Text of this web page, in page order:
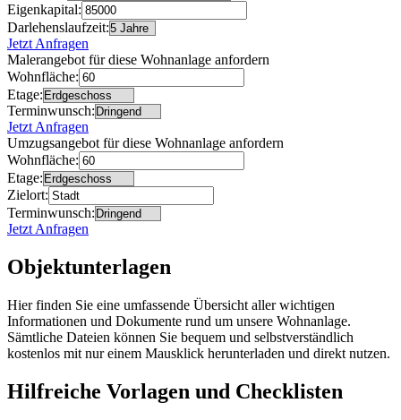
Eigenkapital:
Darlehenslaufzeit:
Jetzt Anfragen
Malerangebot für diese Wohnanlage anfordern
Wohnfläche:
Etage:
Terminwunsch:
Jetzt Anfragen
Umzugsangebot für diese Wohnanlage anfordern
Wohnfläche:
Etage:
Zielort:
Terminwunsch:
Jetzt Anfragen
Objektunterlagen
Hier finden Sie eine umfassende Übersicht aller wichtigen
Informationen und Dokumente rund um unsere Wohnanlage.
Sämtliche Dateien können Sie bequem und selbstverständlich
kostenlos mit nur einem Mausklick herunterladen und direkt nutzen.
Hilfreiche Vorlagen und Checklisten